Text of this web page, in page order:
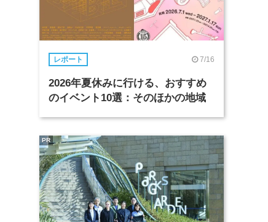
レポート 7/16
2026年夏休みに行ける、おすすめ
のイベント10選：そのほかの地域
PR